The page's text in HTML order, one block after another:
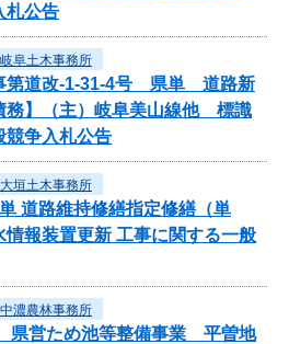
札公告
岐阜土木事務所
第道改-1-31-4号 県単 道路新
務】（主）岐阜美山線他 標識
競争入札公告
大垣土木事務所
道路維持修繕指定修繕（単
報装置更新 工事に関する一般
中濃農林事務所
県営ため池等整備事業 平曽地